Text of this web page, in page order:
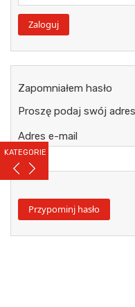
KATEGORIE
Zapomniałem hasło
Proszę podaj swój
Adres e-mail